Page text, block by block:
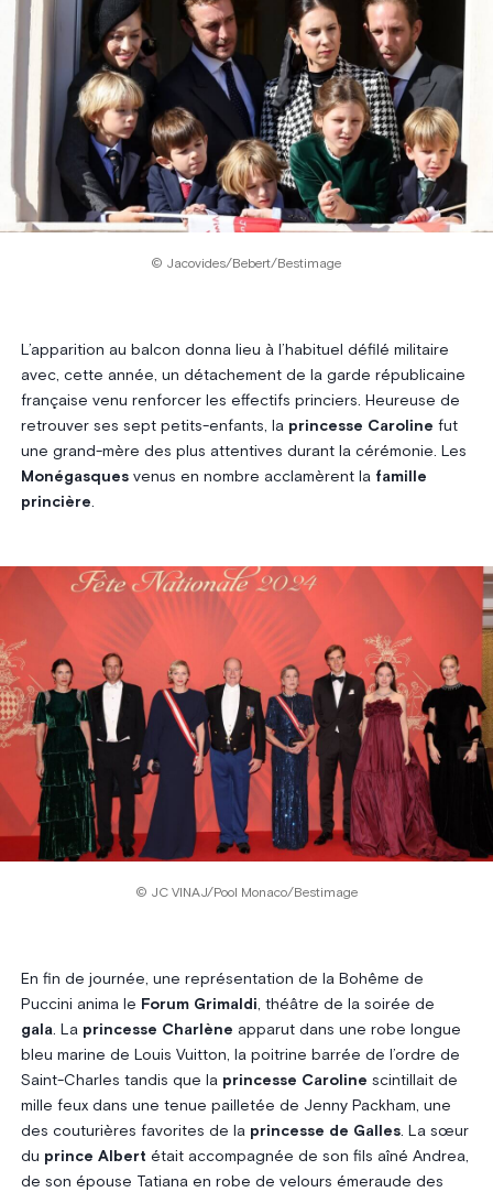
© Jacovides/Bebert/Bestimage
L’apparition au balcon donna lieu à l’habituel défilé militaire
avec, cette année, un détachement de la garde républicaine
française venu renforcer les effectifs princiers. Heureuse de
retrouver ses sept petits-enfants, la princesse Caroline fut
une grand-mère des plus attentives durant la cérémonie. Les
Monégasquesvenus en nombre acclamèrent lafamille
princière.
© JC VINAJ/Pool Monaco/Bestimage
En fin de journée, une représentation de la Bohême de
Puccini anima le Forum Grimaldi, théâtre de la soirée de
gala. La princesse Charlène apparut dans une robe longue
bleu marine de Louis Vuitton, la poitrine barrée de l’ordre de
Saint-Charles tandis que la princesse Caroline scintillait de
mille feux dans une tenue pailletée de Jenny Packham, une
des couturières favorites de la princesse de Galles. La sœur
du prince Albert était accompagnée de son fils aîné Andrea,
de son épouse Tatiana en robe de velours émeraude des